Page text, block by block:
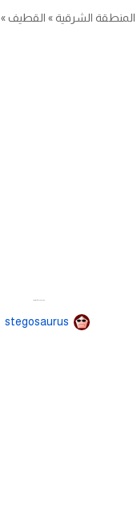
المنطقة الشرقية» القطيف»
سباك بالقطيف
stegosaurus